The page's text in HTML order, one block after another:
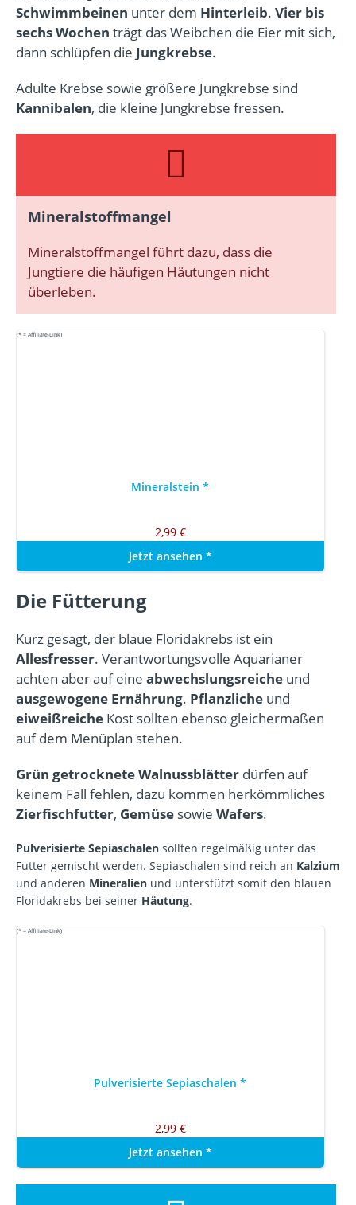
Schwimmbeinen unter dem Hinterleib. Vier bis
sechs Wochen trägt das Weibchen die Eier mit sich,
dann schlüpfen die Jungkrebse.
Adulte Krebse sowie größere Jungkrebse sind
Kannibalen, die kleine Jungkrebse fressen.
Mineralstoffmangel
Mineralstoffmangel führt dazu, dass die
Jungtiere die häufigen Häutungen nicht
überleben.
(* = Affiliate-Link)
Mineralstein*
2,99 €
Jetzt ansehen *
Die Fütterung
Kurz gesagt, der blaue Floridakrebs ist ein
Allesfresser. Verantwortungsvolle Aquarianer
achten aber auf eine abwechslungsreiche und
ausgewogene Ernährung. Pflanzliche und
eiweißreiche Kost sollten ebenso gleichermaßen
auf dem Menüplan stehen.
Grün getrocknete Walnussblätter dürfen auf
keinem Fall fehlen, dazu kommen herkömmliches
Zierfischfutter, Gemüse sowie Wafers.
Pulverisierte Sepiaschalen sollten regelmäßig unter das
Futter gemischt werden. Sepiaschalen sind reich an Kalzium
und anderen Mineralien und unterstützt somit den blauen
Floridakrebs bei seiner Häutung.
(* = Affiliate-Link)
Pulverisierte Sepiaschalen*
2,99 €
Jetzt ansehen *